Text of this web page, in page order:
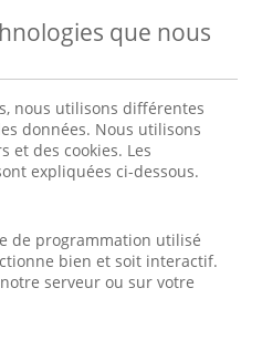
que nous
nous utilisons différentes
données. Nous utilisons
et des cookies. Les
expliquées ci-dessous.
de programmation utilisé
bien et soit interactif.
serveur ou sur votre